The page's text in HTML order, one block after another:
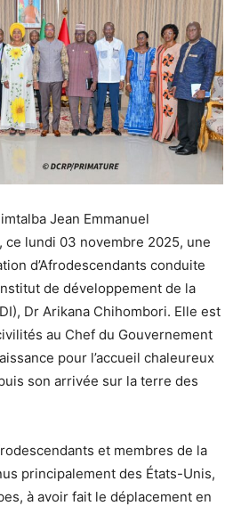
Jean Emmanuel
ce lundi 03 novembre 2025, une
d’Afrodescendants conduite
de développement de la
Dr Arikana Chihombori. Elle est
au Chef du Gouvernement
pour l’accueil chaleureux
son arrivée sur la terre des
et membres de la
principalement des États-Unis,
à avoir fait le déplacement en